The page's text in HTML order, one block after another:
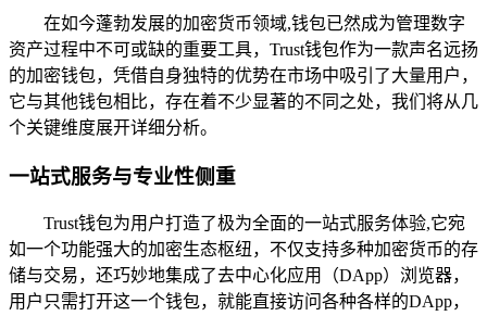
在如今蓬勃发展的加密货币领域,钱包已然成为管理数字
资产过程中不可或缺的重要工具，Trust钱包作为一款声名远扬
的加密钱包，凭借自身独特的优势在市场中吸引了大量用户，
它与其他钱包相比，存在着不少显著的不同之处，我们将从几
个关键维度展开详细分析。
一站式服务与专业性侧重
Trust钱包为用户打造了极为全面的一站式服务体验,它宛
如一个功能强大的加密生态枢纽，不仅支持多种加密货币的存
储与交易，还巧妙地集成了去中心化应用（DApp）浏览器，
用户只需打开这一个钱包，就能直接访问各种各样的DApp，